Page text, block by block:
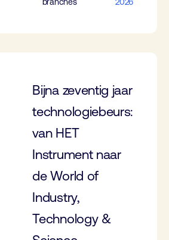
Bijna zeventig jaar
technologiebeurs:
van HET
Instrument naar
de World of
Industry,
Technology &